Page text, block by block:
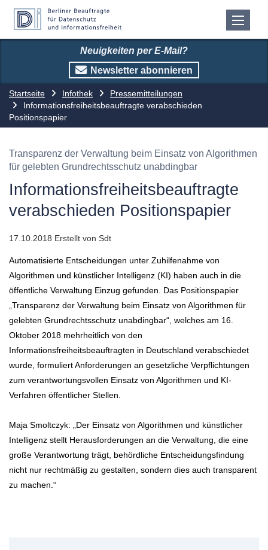
Neuigkeiten per E-Mail?
Newsletter abonnieren
Startseite Infothek
Pressemitteilungen
Informationsfreiheitsbeauftragte verabschieden
Positionspapier
Transparenz der Verwaltung beim Einsatz von Algorithmen
für gelebten Grundrechtsschutz unabdingbar
Informationsfreiheitsbeauftragte
verabschieden Positionspapier
17.10.2018 Erstellt von Sdt
Automatisierte Entscheidungen unter Zuhilfenahme von
Algorithmen und künstlicher Intelligenz (KI) haben auch in die
öffentliche Verwaltung Einzug gefunden. Das Positionspapier
„Transparenz der Verwaltung beim Einsatz von Algorithmen für
gelebten Grundrechtsschutz unabdingbar“, welches am 16.
Oktober 2018 mehrheitlich von den
Informationsfreiheitsbeauftragten in Deutschland verabschiedet
wurde, formuliert Anforderungen an gesetzliche Verpflichtungen
zum verantwortungsvollen Einsatz von Algorithmen und KI-
Verfahren öffentlicher Stellen.
Maja Smoltczyk: „Der Einsatz von Algorithmen und künstlicher
Intelligenz stellt Herausforderungen an die Verwaltung, die eine
große Verantwortung trägt, behördliche Entscheidungsfindung
nicht nur rechtmäßig zu gestalten, sondern dies auch transparent
zu machen.“